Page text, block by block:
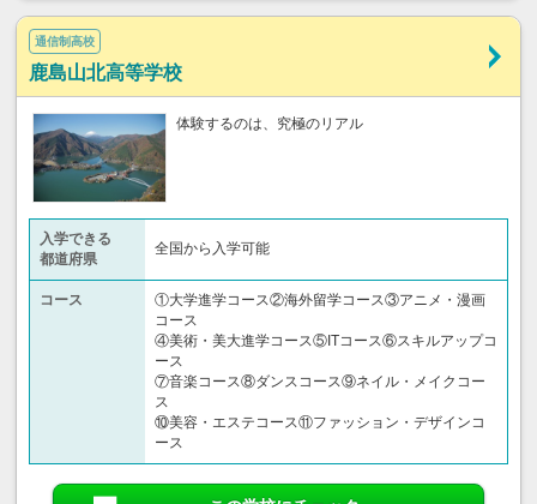
通信制高校
鹿島山北高等学校
体験するのは、究極のリアル
入学できる
都道府県
全国から入学可能
コース
①大学進学コース②海外留学コース③アニメ・漫画
コース
④美術・美大進学コース⑤ITコース⑥スキルアップコ
ース
⑦音楽コース⑧ダンスコース⑨ネイル・メイクコー
ス
⑩美容・エステコース⑪ファッション・デザインコ
ース